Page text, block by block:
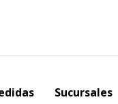
Sucursales